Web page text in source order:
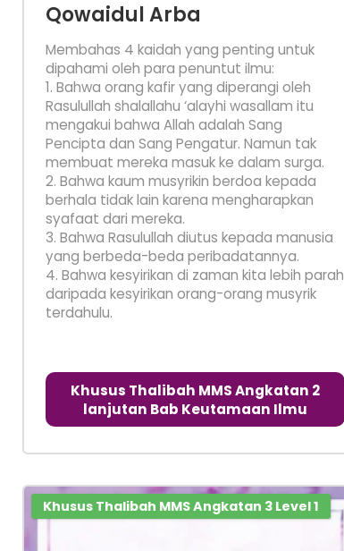
Qowaidul Arba
Membahas 4 kaidah yang penting untuk
dipahami oleh para penuntut ilmu:
1. Bahwa orang kafir yang diperangi oleh
Rasulullah shalallahu ‘alayhi wasallam itu
mengakui bahwa Allah adalah Sang
Pencipta dan Sang Pengatur. Namun tak
membuat mereka masuk ke dalam surga.
2. Bahwa kaum musyrikin berdoa kepada
berhala tidak lain karena mengharapkan
syafaat dari mereka.
3. Bahwa Rasulullah diutus kepada manusia
yang berbeda-beda peribadatannya.
4. Bahwa kesyirikan di zaman kita lebih parah
daripada kesyirikan orang-orang musyrik
terdahulu.
Khusus Thalibah MMS Angkatan 2
lanjutan Bab Keutamaan Ilmu
Khusus Thalibah MMS Angkatan 3 Level 1